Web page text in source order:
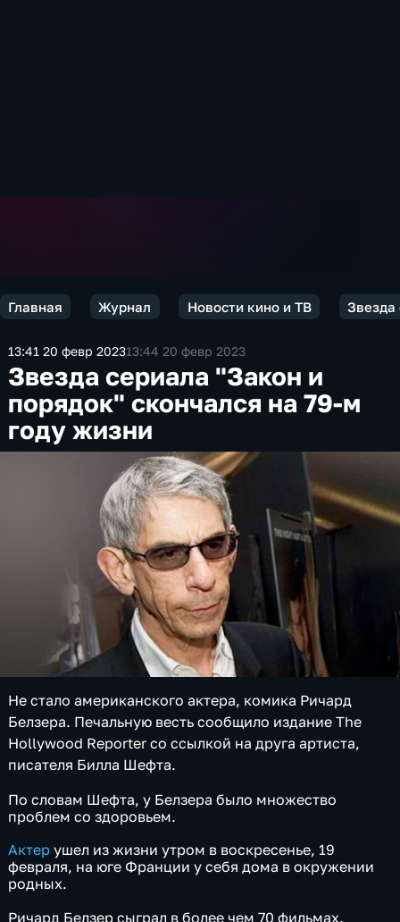
Главная Журнал Новости кино и ТВ Звезда
13:41 20 февр 202313:44 20 февр 2023
Звезда сериала "Закон и
порядок" скончался на 79-м
году жизни
Не стало американского актера, комика Ричард
Белзера. Печальную весть сообщило издание The
Hollywood Reporter со ссылкой на друга артиста,
писателя Билла Шефта.
По словам Шефта, у Белзера было множество
проблем со здоровьем.
Актер ушел из жизни утром в воскресенье, 19
февраля, на юге Франции у себя дома в окружении
родных.
Ричард Белзер сыграл в более чем 70 фильмах.